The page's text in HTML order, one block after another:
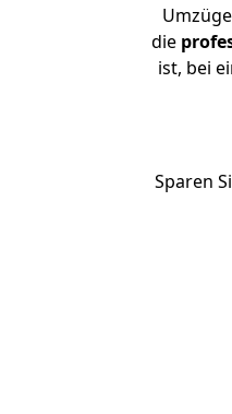
die
ist, bei
Sparen